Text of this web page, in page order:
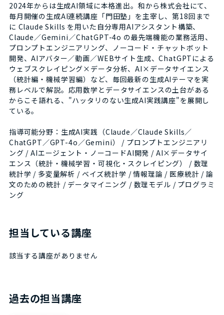
2024年からは生成AI領域に本格進出。和から株式会社にて、
毎月開催の生成AI連続講座「門田塾」を主宰し、第18回まで
に Claude Skills を用いた自分専用AIアシスタント構築、
Claude／Gemini／ChatGPT-4o の最先端機能の業務活用、
プロンプトエンジニアリング、ノーコード・チャットボット
開発、AIアバター／動画／WEBサイト生成、ChatGPTによる
ウェブスクレイピング×データ分析、AI×データサイエンス
（統計編・機械学習編）など、毎回最新の生成AIテーマを実
務レベルで解説。応用数学とデータサイエンスの土台がある
からこそ語れる、"ハッタリのない生成AI実践講座"を展開し
ている。
指導可能分野：生成AI実践（Claude／Claude Skills／
ChatGPT／GPT-4o／Gemini） / プロンプトエンジニアリ
ング / AIエージェント・ノーコードAI開発 / AI×データサイ
エンス（統計・機械学習・可視化・スクレイピング） / 数理
統計学 / 多変量解析 / ベイズ統計学 / 情報理論 / 医療統計 / 論
文のための統計 / データマイニング / 数理モデル / プログラミ
ング
担当している講座
該当する講座がありません
過去の担当講座